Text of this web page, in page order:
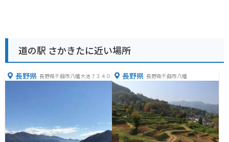
道の駅 さかきたに近い場所
長野県 長野県千曲市八幡大池７３４０ 長野県 長野県千曲市八幡